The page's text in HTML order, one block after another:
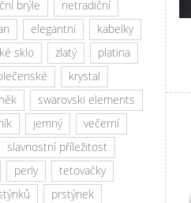
brýle
netradiční
elegantní
kabelky
sklo zlatý
platina
krystal
swarovski elements
jemný
večerní
slavnostní příležitost
perly
tetovačky
prstýnek